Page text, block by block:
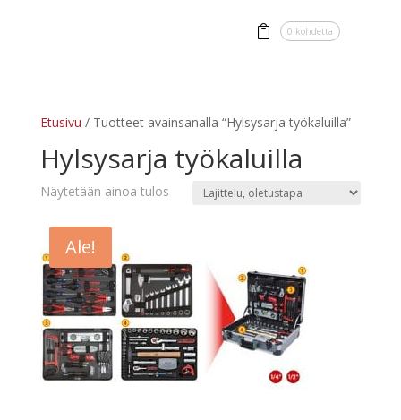
0 kohdetta
Etusivu / Tuotteet avainsanalla “Hylsysarja työkaluilla”
Hylsysarja työkaluilla
Näytetään ainoa tulos
Ale!